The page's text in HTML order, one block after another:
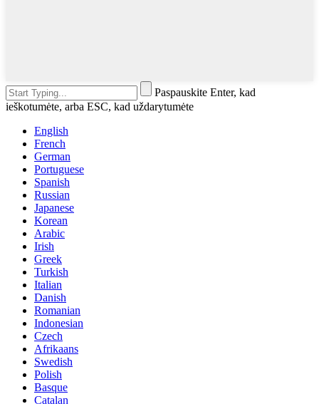
Paspauskite Enter, kad
ieškotumėte, arba ESC, kad uždarytumėte
English
French
German
Portuguese
Spanish
Russian
Japanese
Korean
Arabic
Irish
Greek
Turkish
Italian
Danish
Romanian
Indonesian
Czech
Afrikaans
Swedish
Polish
Basque
Catalan